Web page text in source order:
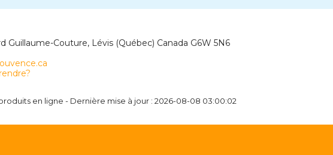
Guillaume-Couture, Lévis (Québec) Canada G6W 5N6
en ligne - Dernière mise à jour : 2026-08-08 03:00:02